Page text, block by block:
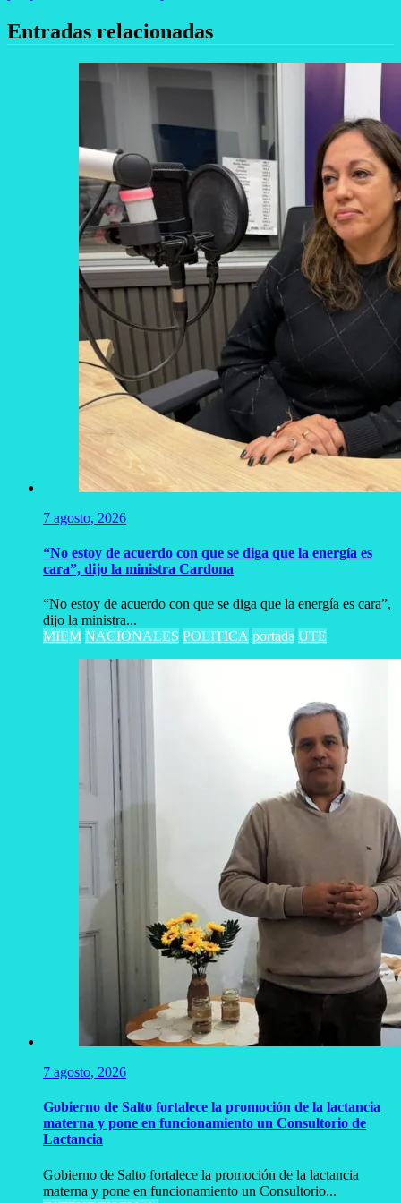
Entradas relacionadas
7 agosto, 2026
“No estoy de acuerdo con que se diga que la energía es
cara”, dijo la ministra Cardona
“No estoy de acuerdo con que se diga que la energía es cara”,
dijo la ministra...
MIEM NACIONALES POLITICA portada UTE
7 agosto, 2026
Gobierno de Salto fortalece la promoción de la lactancia
materna y pone en funcionamiento un Consultorio de
Lactancia
Gobierno de Salto fortalece la promoción de la lactancia
materna y pone en funcionamiento un Consultorio...